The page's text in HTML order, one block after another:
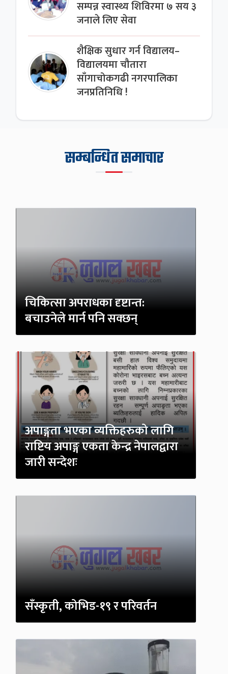
सम्पन्न स्वास्थ्य शिविरमा ७ सय ३
जनाले लिए सेवा
शैक्षिक सुधार गर्न विद्यालय–
विद्यालयमा चौतारा
साँगाचोकगढी नगरपालिका
जनप्रतिनिधि !
सम्बन्धित समाचार
चिकित्सा अपराधका दृष्टान्त:
बचाउनेले मार्न पनि सक्छन्
अपाङ्गता भएका व्यक्तिहरुको लागि
राष्टिय अपाङ्ग एकता केन्द्र नेपालद्वारा
जारी सन्देशः
सँस्कृती, कोभिड-१९ र परिवर्तन